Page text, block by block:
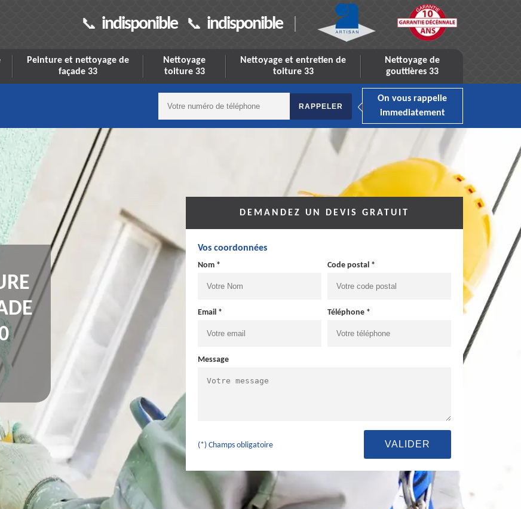
indisponible indisponible
Peinture et nettoyage de
façade 33
Nettoyage
toiture 33
Nettoyage et entretien de
toiture 33
Nettoyage de
gouttières 33
On vous rappelle
immediatement
DEMANDEZ UN DEVIS GRATUIT
Vos coordonnées
Nom * Code postal *
Email * Téléphone *
Message
(*) Champs obligatoire